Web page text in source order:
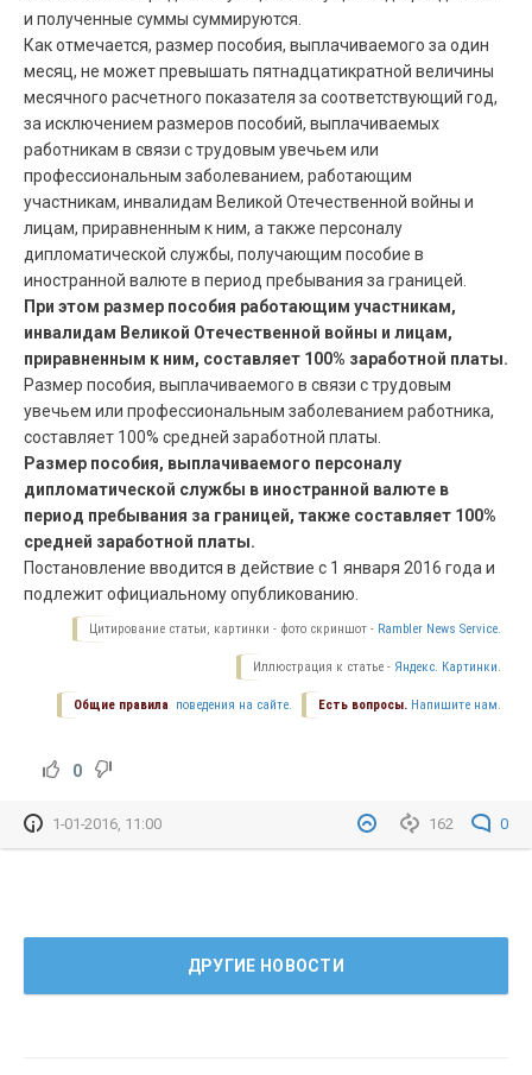
и полученные суммы суммируются.
Как отмечается, размер пособия, выплачиваемого за один
месяц, не может превышать пятнадцатикратной величины
месячного расчетного показателя за соответствующий год,
за исключением размеров пособий, выплачиваемых
работникам в связи с трудовым увечьем или
профессиональным заболеванием, работающим
участникам, инвалидам Великой Отечественной войны и
лицам, приравненным к ним, а также персоналу
дипломатической службы, получающим пособие в
иностранной валюте в период пребывания за границей.
При этом размер пособия работающим участникам,
инвалидам Великой Отечественной войны и лицам,
приравненным к ним, составляет 100% заработной платы.
Размер пособия, выплачиваемого в связи с трудовым
увечьем или профессиональным заболеванием работника,
составляет 100% средней заработной платы.
Размер пособия, выплачиваемого персоналу
дипломатической службы в иностранной валюте в
период пребывания за границей, также составляет 100%
средней заработной платы.
Постановление вводится в действие с 1 января 2016 года и
подлежит официальному опубликованию.
Цитирование статьи, картинки - фото скриншот - Rambler News Service.
Иллюстрация к статье - Яндекс. Картинки.
Есть вопросы. Напишите нам.
Общие правила поведения на сайте.
0
162 0
1-01-2016, 11:00
ДРУГИЕ НОВОСТИ